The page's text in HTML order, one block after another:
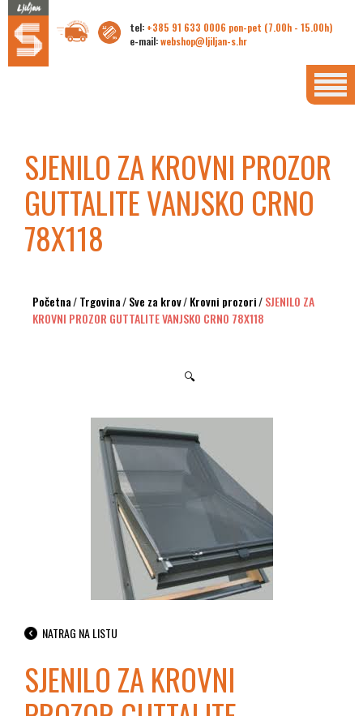
tel: +385 91 633 0006 pon-pet (7.00h - 15.00h)
e-mail:webshop@ljiljan-s.hr
SJENILO ZA KROVNI PROZOR
GUTTALITE VANJSKO CRNO
78X118
Početna/Trgovina/Sve za krov/Krovni prozori/SJENILO ZA
KROVNI PROZOR GUTTALITE VANJSKO CRNO 78X118
🔍
NATRAG NA LISTU
SJENILO ZA KROVNI